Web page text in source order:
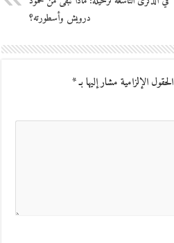
درويش وأسطورته؟
الحقول الإلزامية مشار إليها بـ*